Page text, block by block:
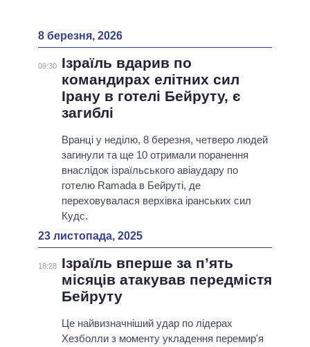
8 березня, 2026
09:30
Ізраїль вдарив по
командирах елітних сил
Ірану в готелі Бейруту, є
загиблі
Вранці у неділю, 8 березня, четверо людей
загинули та ще 10 отримали поранення
внаслідок ізраїльського авіаудару по
готелю Ramada в Бейруті, де
переховувалася верхівка іранських сил
Кудс.
23 листопада, 2025
18:28
Ізраїль вперше за п’ять
місяців атакував передмістя
Бейруту
Це найвизначніший удар по лідерах
Хезболли з моменту укладення перемир'я